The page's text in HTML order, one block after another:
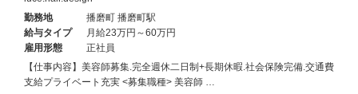
勤務地
播磨町 播磨町駅
給与タイプ
月給23万円～60万円
雇用形態
正社員
【仕事内容】美容師募集.完全週休二日制+長期休暇.社会保険完備.交通費
支給プライベート充実 <募集職種> 美容師 …